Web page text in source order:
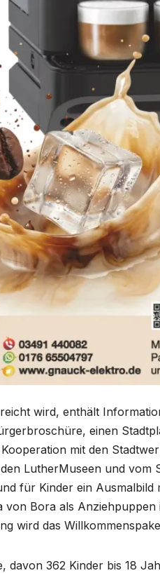
wird, enthält
einen
mit den
LutherMuseen und vom
für Kinder ein Ausmalbild
Bora als Anziehpuppen
wird das
362 Kinder bis 18